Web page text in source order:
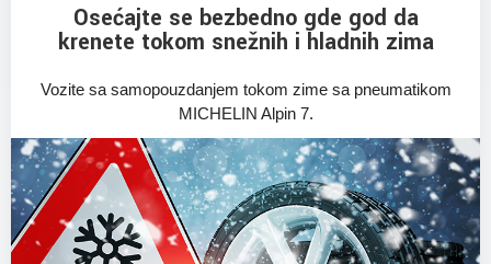
Osećajte se bezbedno gde god da
krenete tokom snežnih i hladnih zima
Vozite sa samopouzdanjem tokom zime sa pneumatikom
MICHELIN Alpin 7.